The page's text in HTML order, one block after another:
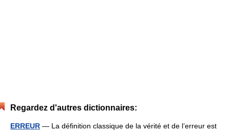
Regardez d'autres dictionnaires:
ERREUR — La définition classique de la vérité et de l’erreur est